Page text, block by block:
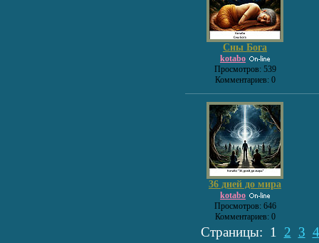
Сны Бога
kotabo
Просмотров: 539
Комментариев: 0
36 дней до мира
kotabo
Просмотров: 646
Комментариев: 0
Страницы: 1 2 3 4